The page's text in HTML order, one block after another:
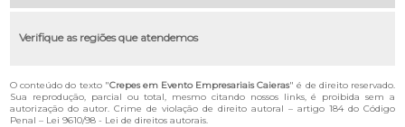
Verifique as regiões que atendemos
O conteúdo do texto "Crepes em Evento Empresariais Caieras" é de direito reservado.
Sua reprodução, parcial ou total, mesmo citando nossos links, é proibida sem a
autorização do autor. Crime de violação de direito autoral – artigo 184 do Código
Penal – Lei 9610/98 - Lei de direitos autorais.